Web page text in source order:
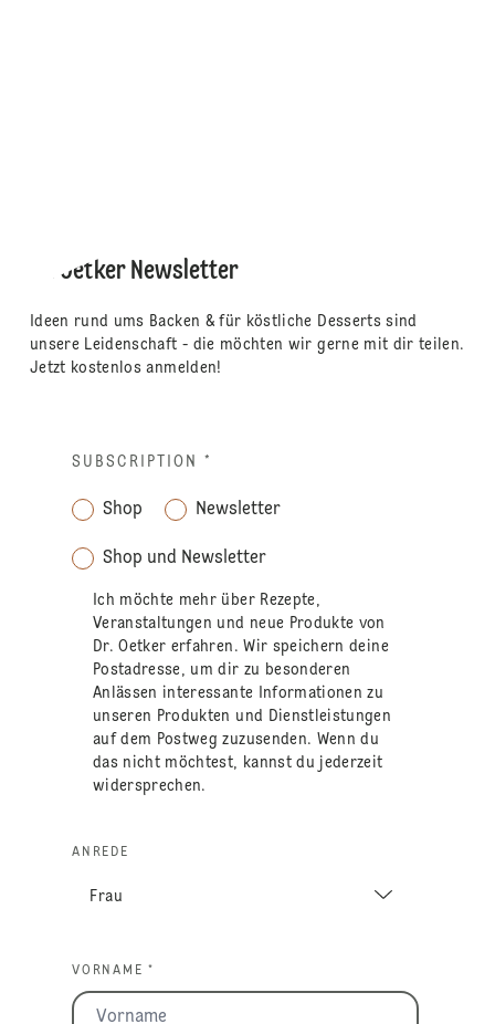
Dr. Oetker Newsletter
Ideen rund ums Backen & für köstliche Desserts sind
unsere Leidenschaft - die möchten wir gerne mit dir teilen.
Jetzt kostenlos anmelden!
SUBSCRIPTION *
Shop Newsletter
Shop und Newsletter
Ich möchte mehr über Rezepte,
Veranstaltungen und neue Produkte von
Dr. Oetker erfahren. Wir speichern deine
Postadresse, um dir zu besonderen
Anlässen interessante Informationen zu
unseren Produkten und Dienstleistungen
auf dem Postweg zuzusenden. Wenn du
das nicht möchtest, kannst du jederzeit
widersprechen.
ANREDE
VORNAME *